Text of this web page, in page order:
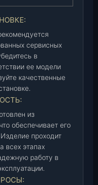
сервисных
в
ее модели
качественные
из
обеспечивает его
проходит
всех этапах
работу в